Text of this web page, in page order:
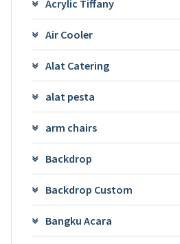
Acrylic Tiffany
Air Cooler
Alat Catering
alat pesta
arm chairs
Backdrop
Backdrop Custom
Bangku Acara